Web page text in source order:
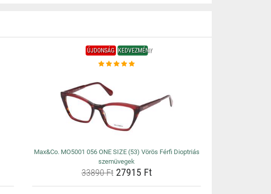
ÚJDONSÁG KEDVEZMÉNY
Max&Co. MO5001 056 ONE SIZE (53) Vörös Férfi Dioptriás
szemüvegek
33890 Ft27915 Ft